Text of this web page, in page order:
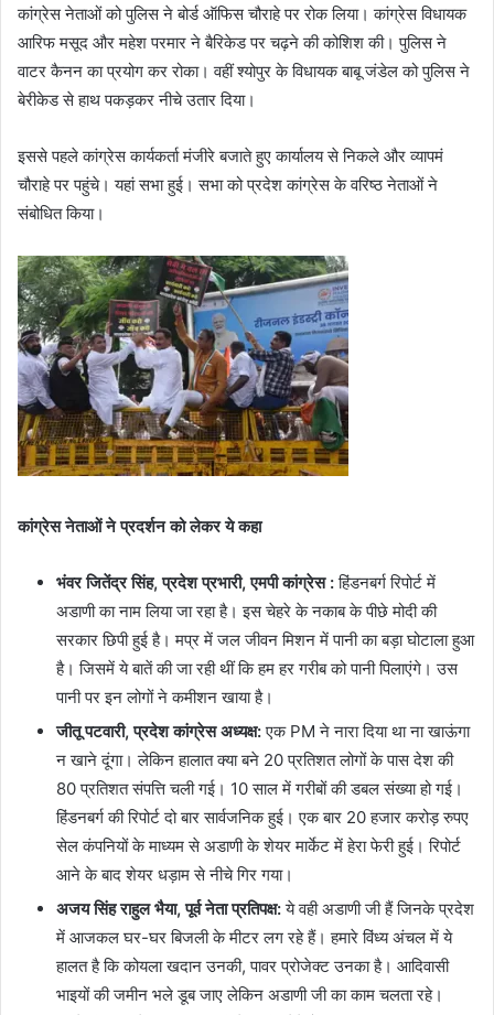
कांग्रेस नेताओं को पुलिस ने बोर्ड ऑफिस चौराहे पर रोक लिया। कांग्रेस विधायक
आरिफ मसूद और महेश परमार ने बैरिकेड पर चढ़ने की कोशिश की। पुलिस ने
वाटर कैनन का प्रयोग कर रोका। वहीं श्योपुर के विधायक बाबू जंडेल को पुलिस ने
बेरीकेड से हाथ पकड़कर नीचे उतार दिया।
इससे पहले कांग्रेस कार्यकर्ता मंजीरे बजाते हुए कार्यालय से निकले और व्यापमं
चौराहे पर पहुंचे। यहां सभा हुई। सभा को प्रदेश कांग्रेस के वरिष्ठ नेताओं ने
संबोधित किया।
कांग्रेस नेताओं ने प्रदर्शन को लेकर ये कहा
भंवर जितेंद्र सिंह, प्रदेश प्रभारी, एमपी कांग्रेस ​​​​:हिंडनबर्ग रिपोर्ट में
अडाणी का नाम लिया जा रहा है। इस चेहरे के नकाब के पीछे मोदी की
सरकार छिपी हुई है। मप्र में जल जीवन मिशन में पानी का बड़ा घोटाला हुआ
है। जिसमें ये बातें की जा रही थीं कि हम हर गरीब को पानी पिलाएंगे। उस
पानी पर इन लोगों ने कमीशन खाया है।
जीतू पटवारी, प्रदेश कांग्रेस अध्यक्ष:एक PM ने नारा दिया था ना खाऊंगा
न खाने दूंगा। लेकिन हालात क्या बने 20 प्रतिशत लोगों के पास देश की
80 प्रतिशत संपत्ति चली गई। 10 साल में गरीबों की डबल संख्या हो गई।
हिंडनबर्ग की रिपोर्ट दो बार सार्वजनिक हुई। एक बार 20 हजार करोड़ रुपए
सेल कंपनियों के माध्यम से अडाणी के शेयर मार्केट में हेरा फेरी हुई। रिपोर्ट
आने के बाद शेयर धड़ाम से नीचे गिर गया।
अजय सिंह राहुल भैया, पूर्व नेता प्रतिपक्ष:ये वही अडाणी जी हैं जिनके प्रदेश
में आजकल घर-घर बिजली के मीटर लग रहे हैं। हमारे विंध्य अंचल में ये
हालत है कि कोयला खदान उनकी, पावर प्रोजेक्ट उनका है। आदिवासी
भाइयों की जमीन भले डूब जाए लेकिन अडाणी जी का काम चलता रहे।